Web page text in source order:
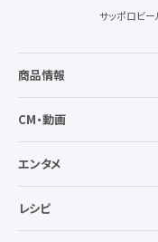
サッポロビー
商品情報
CM・動画
エンタメ
レシピ